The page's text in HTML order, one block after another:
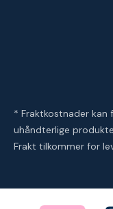
* Fraktkostnader kan
uhåndterlige
Frakt tilkommer for